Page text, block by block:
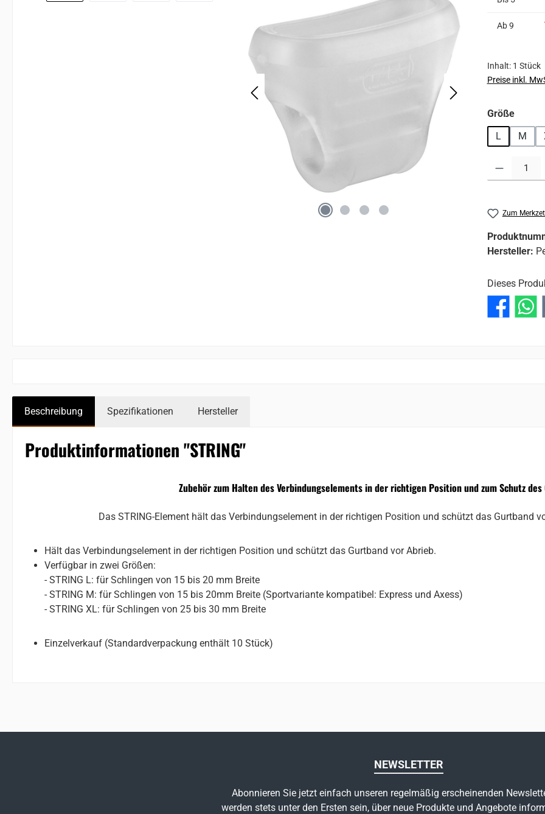
Ab9
Inhalt: 1 Stück
Preise inkl.
Größe
L
M
Produkt
Zum
Hersteller:
Dieses
Beschreibung Spezifikationen Hersteller
Produktinformationen "STRING"
Zubehör zum Halten des Verbindungselements in der richtigen Position und zum Schutz
Das STRING-Element hält das Verbindungselement in der richtigen Position und schützt das Gurtband
Hält das Verbindungselement in der richtigen Position und schützt das Gurtband vor Abrieb.
Verfügbar in zwei Größen:
- STRING L: für Schlingen von 15 bis 20 mm Breite
- STRING M: für Schlingen von 15 bis 20mm Breite (Sportvariante kompatibel: Express und Axess)
- STRING XL: für Schlingen von 25 bis 30 mm Breite
Einzelverkauf (Standardverpackung enthält 10 Stück)
NEWSLETTER
Abonnieren Sie jetzt einfach unseren regelmäßig erscheinenden
werden stets unter den Ersten sein, über neue Produkte und Angebote